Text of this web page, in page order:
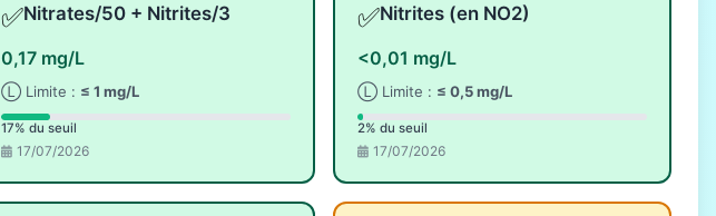
✅Nitrates/50 + Nitrites/3
0,17 mg/L
Ⓛ Limite : ≤ 1 mg/L
17% du seuil
17/07/2026
✅Nitrites (en NO2)
<0,01 mg/L
Ⓛ Limite : ≤ 0,5 mg/L
2% du seuil
17/07/2026